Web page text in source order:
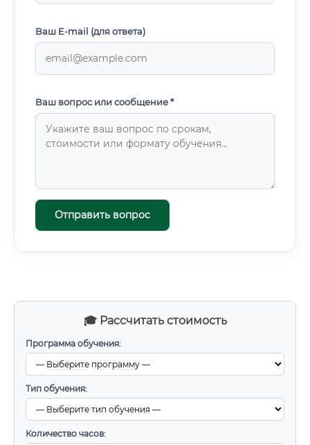
🎓 Рассчитать стоимость
Программа обучения:
Тип обучения:
Количество часов:
Ваш E-mail (для ответа)
Ваш вопрос или сообщение *
Отправить вопрос